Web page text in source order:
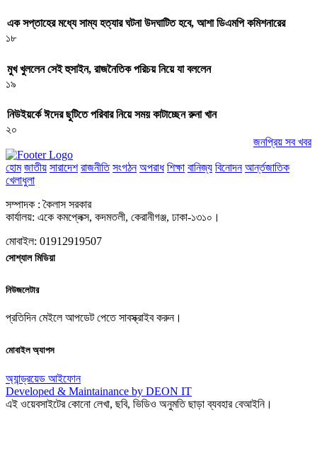
এক সপ্তাহের মধ্যে সাম্য হত্যার ঘটনা উদঘাটিত হবে, আশা ডিএমপি কমিশনারের
১৮
মুখ খুললেন সেই হুসাইন, রাজনৈতিক পরিচয় নিয়ে যা বললেন
১৯
নিউইয়র্কে ঈদের ছুটিতে পরিবার নিয়ে সময় কাটাচ্ছেন রুনা খান
২০
জনপ্রিয় সব খবর
হোম জাতীয় সারাদেশ রাজনীতি সংগঠন অপরাধ শিক্ষা বানিজ্য বিনোদন আর্ন্তজাতিক
খেলাধুলা
সম্পাদক : কৈলাস সরকার
কার্যালয়: একে কমপ্লেক্স, কদমতলী, কেরানীগঞ্জ, ঢাকা-১৩১০।
মোবাইল: 01912919507
সোশ্যাল মিডিয়া
নিউজলেটার
প্রতিদিন মেইলে আপডেট পেতে সাবস্ক্রাইব করুন।
মোবাইল অ্যাপস
অ্যান্ড্রয়েড আইফোন
Developed & Maintainance by DEON IT
এই ওয়েবসাইটের কোনো লেখা, ছবি, ভিডিও অনুমতি ছাড়া ব্যবহার বেআইনি।